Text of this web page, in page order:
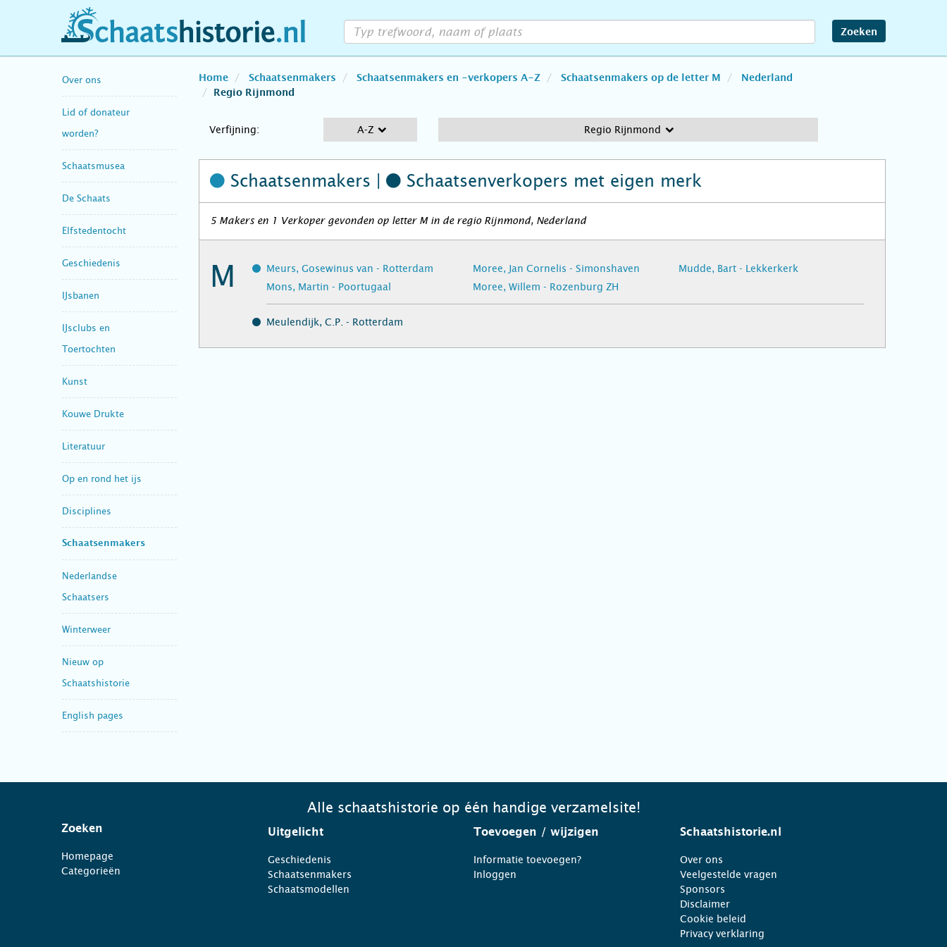
schaatshistorie.nl Zoeken
Over ons
Lid of donateur
worden?
Schaatsmusea
De Schaats
Elfstedentocht
Geschiedenis
IJsbanen
IJsclubs en
Toertochten
Kunst
Kouwe Drukte
Literatuur
Op en rond het ijs
Disciplines
Schaatsenmakers
Nederlandse
Schaatsers
Winterweer
Nieuw op
Schaatshistorie
English pages
Home Schaatsenmakers Schaatsenmakers en -verkopers A-Z Schaatsenmakers op de letter M
Nederland
Regio Rijnmond
Verfijning: A-Z Regio Rijnmond
Schaatsenmakers | Schaatsenverkopers met eigen merk
5 Makers en 1 Verkoper gevonden op letter M in de regio Rijnmond, Nederland
M
Meurs, Gosewinus van - Rotterdam
Mons, Martin - Poortugaal
Moree, Jan Cornelis - Simonshaven
Moree, Willem - Rozenburg ZH
Mudde, Bart - Lekkerkerk
Meulendijk, C.P. - Rotterdam
Alle schaatshistorie op één handige verzamelsite!
Zoeken
Homepage
Categorieën
Uitgelicht
Geschiedenis
Schaatsenmakers
Schaatsmodellen
Toevoegen / wijzigen
Informatie toevoegen?
Inloggen
Schaatshistorie.nl
Over ons
Veelgestelde vragen
Sponsors
Disclaimer
Cookie beleid
Privacy verklaring